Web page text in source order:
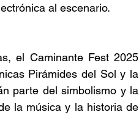
al escenario.
el Caminante Fest 2025
Pirámides del Sol y la
parte del simbolismo y la
la música y la historia de